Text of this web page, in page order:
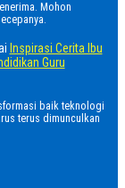
Mohon
Inspirasi Cerita Ibu
Guru
baik teknologi
terus dimunculkan